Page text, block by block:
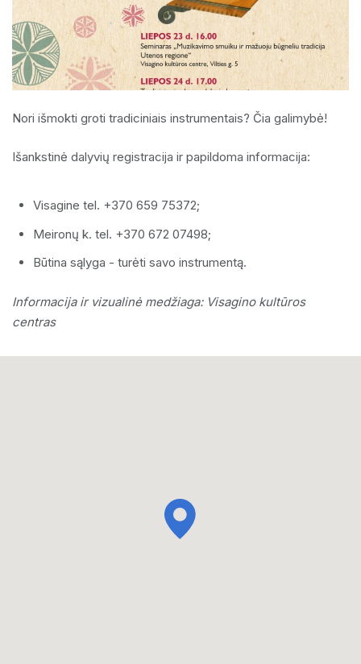
Nori išmokti groti tradiciniais instrumentais? Čia galimybė!
Išankstinė dalyvių registracija ir papildoma informacija:
Visagine tel. +370 659 75372;
Meironų k. tel. +370 672 07498;
Būtina sąlyga - turėti savo instrumentą.
Informacija ir vizualinė medžiaga: Visagino kultūros
centras